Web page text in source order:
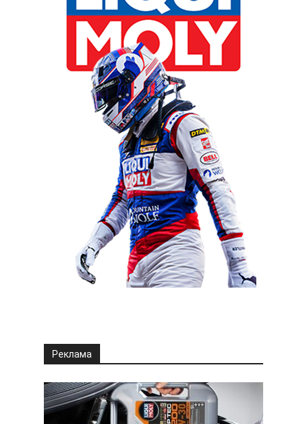
Реклама